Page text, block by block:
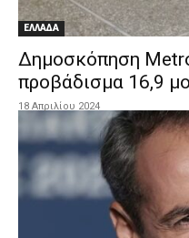
ΕΛΛΑΔΑ
Δημοσκόπηση
προβάδισμα 16,9
18 Απριλίου 2024